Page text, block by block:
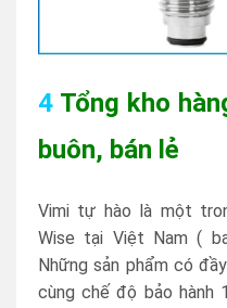
4 Tổng kho
buôn, bán lẻ
Vimi tự hào là một
Wise tại Việt Nam (
Những sản phẩm có
cùng chế độ bảo hành